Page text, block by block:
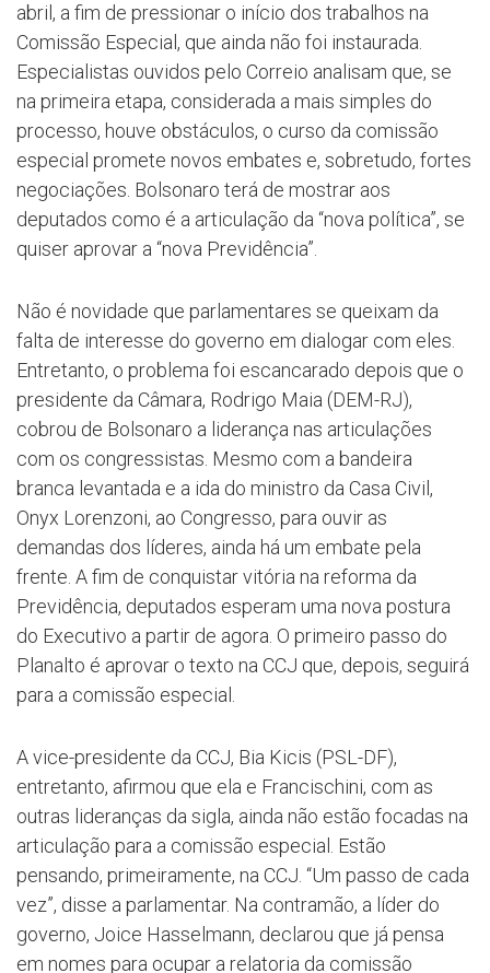
abril, a fim de pressionar o início dos trabalhos na
Comissão Especial, que ainda não foi instaurada.
Especialistas ouvidos pelo Correio analisam que, se
na primeira etapa, considerada a mais simples do
processo, houve obstáculos, o curso da comissão
especial promete novos embates e, sobretudo, fortes
negociações. Bolsonaro terá de mostrar aos
deputados como é a articulação da “nova política”, se
quiser aprovar a “nova Previdência”.
Não é novidade que parlamentares se queixam da
falta de interesse do governo em dialogar com eles.
Entretanto, o problema foi escancarado depois que o
presidente da Câmara, Rodrigo Maia (DEM-RJ),
cobrou de Bolsonaro a liderança nas articulações
com os congressistas. Mesmo com a bandeira
branca levantada e a ida do ministro da Casa Civil,
Onyx Lorenzoni, ao Congresso, para ouvir as
demandas dos líderes, ainda há um embate pela
frente. A fim de conquistar vitória na reforma da
Previdência, deputados esperam uma nova postura
do Executivo a partir de agora. O primeiro passo do
Planalto é aprovar o texto na CCJ que, depois, seguirá
para a comissão especial.
A vice-presidente da CCJ, Bia Kicis (PSL-DF),
entretanto, afirmou que ela e Francischini, com as
outras lideranças da sigla, ainda não estão focadas na
articulação para a comissão especial. Estão
pensando, primeiramente, na CCJ. “Um passo de cada
vez”, disse a parlamentar. Na contramão, a líder do
governo, Joice Hasselmann, declarou que já pensa
em nomes para ocupar a relatoria da comissão